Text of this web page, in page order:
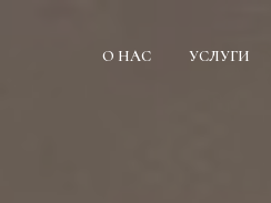
О НАС УСЛУГИ